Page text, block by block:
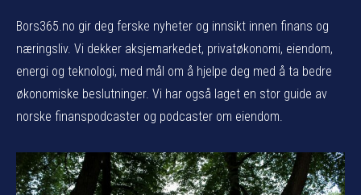
Bors365.no gir deg ferske nyheter og innsikt innen finans og
næringsliv. Vi dekker aksjemarkedet, privatøkonomi, eiendom,
energi og teknologi, med mål om å hjelpe deg med å ta bedre
økonomiske beslutninger. Vi har også laget en stor guide av
norske finanspodcaster og podcaster om eiendom.